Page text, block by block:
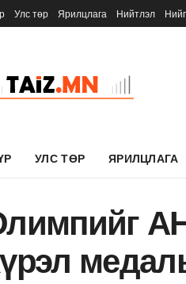
Улс төр Ярилцлага Нийтлэл
УЛС ТӨР ЯРИЛЦЛАГА